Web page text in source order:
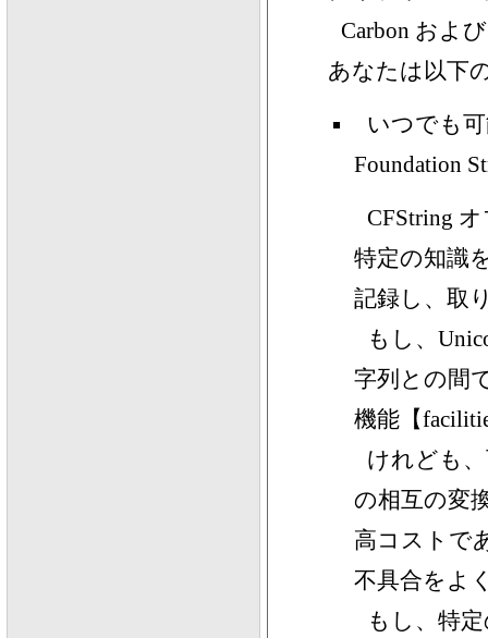
Carbon およ
あなたは以下
いつでも
Foundation
CFString
特定の知識
記録し、取
もし、
字列との間
機能【
けれども、
の相互の変
高コストで
不具合をよ
もし、特